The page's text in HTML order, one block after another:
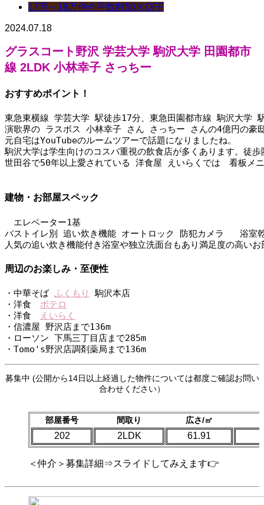
17万～18万仲介手数料50％OFF
2024.07.18
グラスコート野沢 学芸大学 駒沢大学 田園都市
線 2LDK 小林幸子 さっちー
おすすめポイント！
東急東横線 学芸大学 駅徒歩17分、東急田園都市線 駒沢大学
演歌界の ラスボス 小林幸子 さん さっちー さんの4億円の豪
元自宅はYouTubeのルームツアーで話題になりましたね。
駒沢大学は学生向けのコスパ重視の飲食店が多くあります。徒
世田谷で50年以上愛されている 洋食屋 えいらくでは　看板メ
建物・お部屋スペック
エレベーター1基
バストイレ別 追い炊き機能 オートロック 防犯カメラ   浴室
人気の追い炊き機能付き浴室や独立洗面台もあり満足度の高いお
周辺のお楽しみ・至便性
・中華そば ふくもり
駒沢本店
・洋食 ボテロ
・洋食
えいらく
・信濃屋 野沢店まで136m
・ローソン 下馬三丁目店まで285m
・Tomo's野沢店調剤薬局まで136m
募集中 (公開から14日以上経過した物件については都度ご確認お問い
合わせください）
部屋番号 間取り 広さ/㎡
202 2LDK 61.91
＜仲介＞募集詳細⇒スライドしてみえます👉